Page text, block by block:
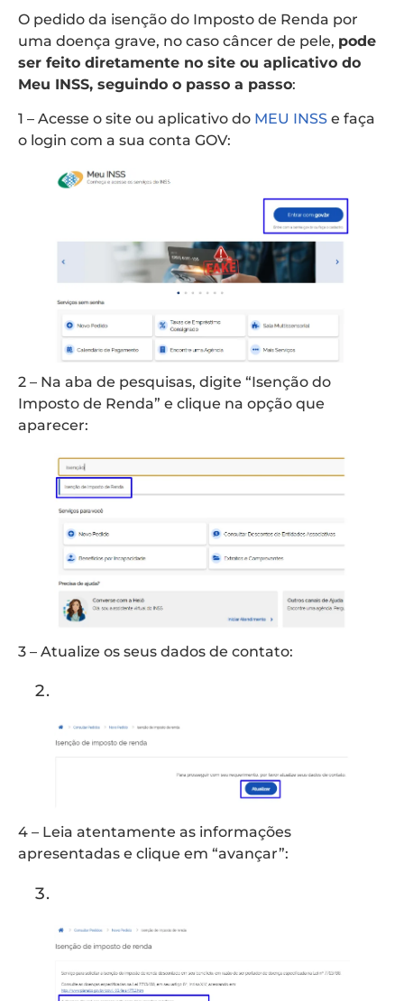
O pedido da isenção do Imposto de Renda por
uma doença grave, no caso câncer de pele, pode
ser feito diretamente no site ou aplicativo do
Meu INSS, seguindo o passo a passo:
1 – Acesse o site ou aplicativo do MEU INSS e faça
o login com a sua conta GOV:
2 – Na aba de pesquisas, digite “Isenção do
Imposto de Renda” e clique na opção que
aparecer:
3 – Atualize os seus dados de contato:
4 – Leia atentamente as informações
apresentadas e clique em “avançar”: